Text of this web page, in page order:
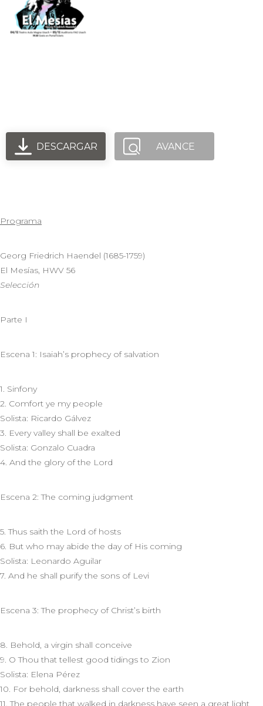
DESCARGAR AVANCE
Programa
Georg Friedrich Haendel (1685-1759)
El Mesías, HWV 56
Selección
Parte I
Escena 1: Isaiah’s prophecy of salvation
1. Sinfony
2. Comfort ye my people
Solista: Ricardo Gálvez
3. Every valley shall be exalted
Solista: Gonzalo Cuadra
4. And the glory of the Lord
Escena 2: The coming judgment
5. Thus saith the Lord of hosts
6. But who may abide the day of His coming
Solista: Leonardo Aguilar
7. And he shall purify the sons of Levi
Escena 3: The prophecy of Christ’s birth
8. Behold, a virgin shall conceive
9. O Thou that tellest good tidings to Zion
Solista: Elena Pérez
10. For behold, darkness shall cover the earth
11. The people that walked in darkness have seen a great light